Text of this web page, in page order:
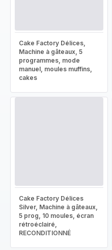
Cake Factory Délices,
Machine à gâteaux, 5
programmes, mode
manuel, moules muffins,
cakes
Cake Factory Délices
Silver, Machine à gâteaux,
5 prog, 10 moules, écran
rétroéclairé,
RECONDITIONNÉ